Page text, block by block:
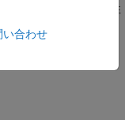
に作用し、質量と慣性
い合わせ